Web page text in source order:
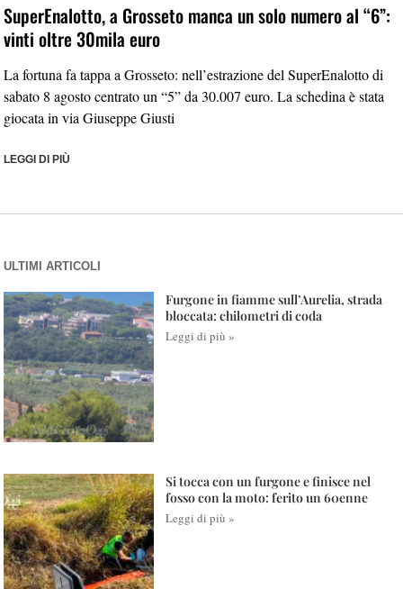
SuperEnalotto, a Grosseto manca un solo numero al “6”:
vinti oltre 30mila euro
La fortuna fa tappa a Grosseto: nell’estrazione del SuperEnalotto di
sabato 8 agosto centrato un “5” da 30.007 euro. La schedina è stata
giocata in via Giuseppe Giusti
LEGGI DI PIÙ
ULTIMI ARTICOLI
Furgone in fiamme sull’Aurelia, strada
bloccata: chilometri di coda
Leggi di più »
Si tocca con un furgone e finisce nel
fosso con la moto: ferito un 60enne
Leggi di più »